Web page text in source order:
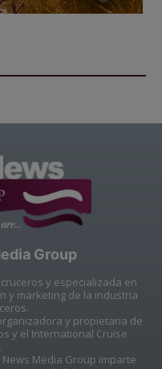
Group
y especializada en
y marketing de la industria
y propietaria de
y el International Cruise
Media Group imparte